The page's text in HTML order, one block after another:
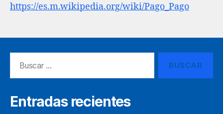
https://es.m.wikipedia.org/wiki/Pago_Pago
Entradas recientes